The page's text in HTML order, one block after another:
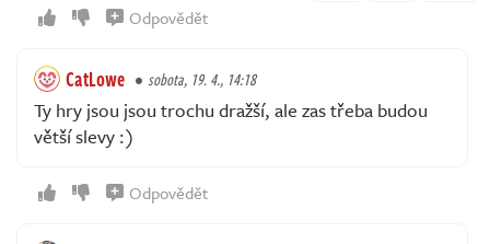
Odpovědět
CatLowe sobota, 19. 4., 14:18
Ty hry jsou jsou trochu dražší, ale zas třeba budou
větší slevy :)
Odpovědět